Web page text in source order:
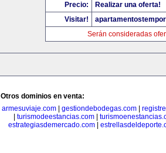
Precio:
Realizar una oferta!
Visitar!
Serán consideradas
Otros dominios en venta:
armesuviaje.com| gestiondebodegas.com|
turismodeestancias.com
estrategiasdemercado.com|